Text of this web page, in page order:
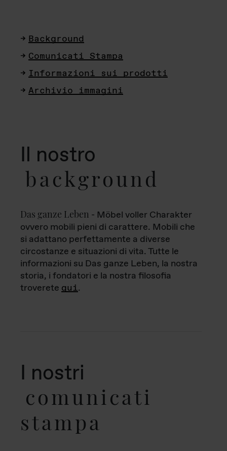
Background
Comunicati Stampa
Informazioni sui prodotti
Archivio immagini
Il nostro
background
Das ganze Leben - Möbel voller Charakter
ovvero mobili pieni di carattere. Mobili che
si adattano perfettamente a diverse
circostanze e situazioni di vita. Tutte le
informazioni su Das ganze Leben, la nostra
storia, i fondatori e la nostra filosofia
troverete qui.
I nostri
comunicati
stampa